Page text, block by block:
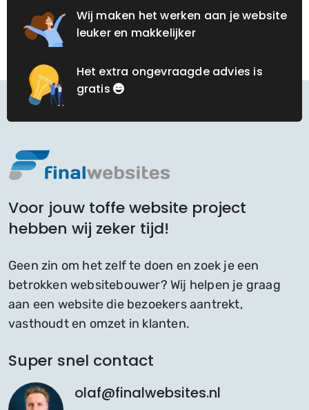
Wij maken het werken aan je website
leuker en makkelijker
Het extra ongevraagde advies is
gratis
Voor jouw toffe website project
hebben wij zeker tijd!
Geen zin om het zelf te doen en zoek je een
betrokken websitebouwer? Wij helpen je graag
aan een website die bezoekers aantrekt,
vasthoudt en omzet in klanten.
Super snel contact
olaf@finalwebsites.nl